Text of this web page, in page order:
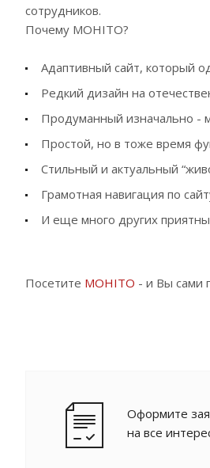
сотрудников.
Почему MOHITO?
Адаптивный сайт, который
Редкий дизайн на
Продуманный изначально -
Простой, но в тоже время
Стильный и актуальный
Грамотная навигация по
И еще много других
Посетите MOHITO - и Вы сами
Оформите
на все